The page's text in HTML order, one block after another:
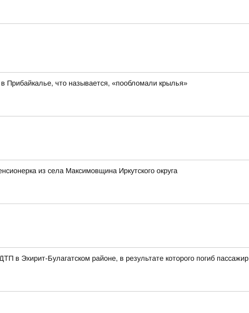
Прибайкалье, что называется, «пообломали крылья»
из села Максимовщина Иркутского округа
в Эхирит-Булагатском районе, в результате которого погиб пассажир